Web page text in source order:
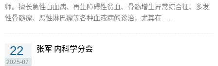
师。擅长急性白血病、再生障碍性贫血、骨髓增生异常综合征、多发
性骨髓瘤、恶性淋巴瘤等各种血液病的诊治，尤其在……
22
2025-07
张军 内科学分会